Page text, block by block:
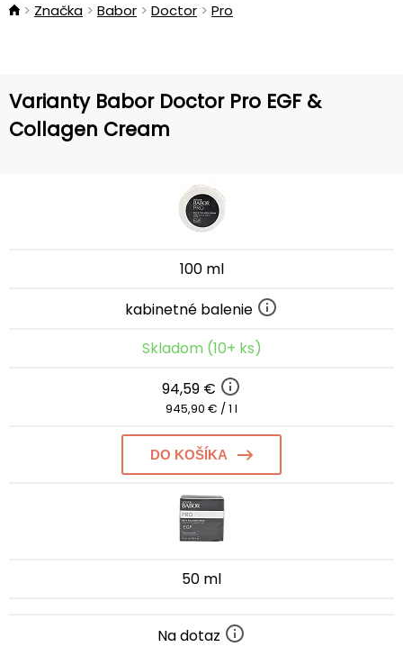
Značka
Babor Doctor Pro
Varianty Babor Doctor Pro EGF &
Collagen Cream
100 ml
kabinetné balenie
Skladom (10+ ks)
94,59 €
945,90 € / 1 l
DO KOŠÍKA
50 ml
Na dotaz